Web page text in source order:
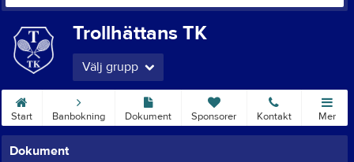
Trollhättans TK
Välj grupp
Start Banbokning Dokument Sponsorer Kontakt Mer
Dokument